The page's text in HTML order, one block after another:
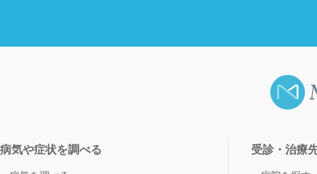
病気や症状を調べる 受診・治療